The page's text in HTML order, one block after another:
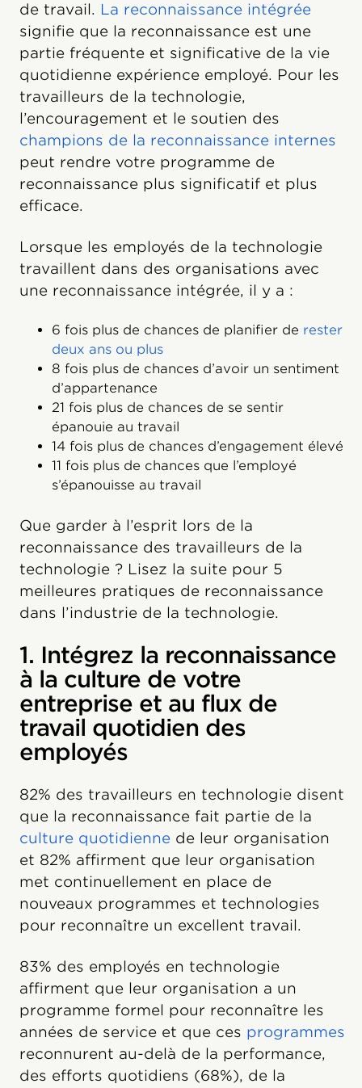
de travail. La reconnaissance intégrée
signifie que la reconnaissance est une
partie fréquente et significative de la vie
quotidienne expérience employé. Pour les
travailleurs de la technologie,
l’encouragement et le soutien des
champions de la reconnaissance internes
peut rendre votre programme de
reconnaissance plus significatif et plus
efficace.
Lorsque les employés de la technologie
travaillent dans des organisations avec
une reconnaissance intégrée, il y a :
6 fois plus de chances de planifier de rester
deux ans ou plus
8 fois plus de chances d’avoir un sentiment
d’appartenance
21 fois plus de chances de se sentir
épanouie au travail
14 fois plus de chances d’engagement élevé
11 fois plus de chances que l’employé
s’épanouisse au travail
Que garder à l’esprit lors de la
reconnaissance des travailleurs de la
technologie ? Lisez la suite pour 5
meilleures pratiques de reconnaissance
dans l’industrie de la technologie.
1. Intégrez la reconnaissance
à la culture de votre
entreprise et au flux de
travail quotidien des
employés
82% des travailleurs en technologie disent
que la reconnaissance fait partie de la
culture quotidienne de leur organisation
et 82% affirment que leur organisation
met continuellement en place de
nouveaux programmes et technologies
pour reconnaître un excellent travail.
83% des employés en technologie
affirment que leur organisation a un
programme formel pour reconnaître les
années de service et que ces programmes
reconnurent au-delà de la performance,
des efforts quotidiens (68%), de la